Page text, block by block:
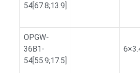
54[67.8;13.9]
OPGW-
36B1-
54[55.9;17.5]